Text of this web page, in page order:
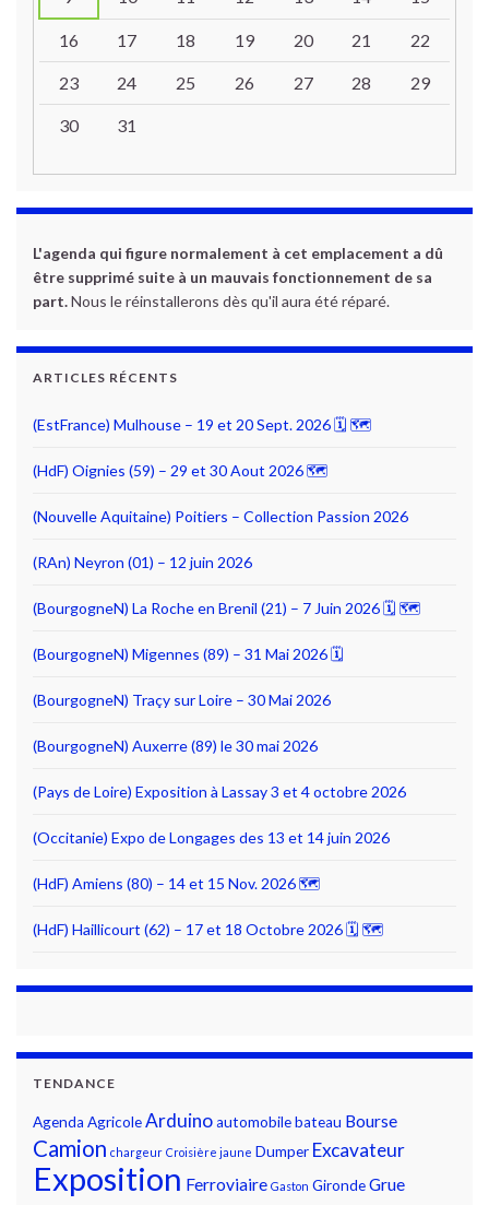
16 17 18 19 20 21 22
23 24 25 26 27 28 29
30 31
L'agenda qui figure normalement à cet emplacement a dû
être supprimé suite à un mauvais fonctionnement de sa
part.Nous le réinstallerons dès qu'il aura été réparé.
ARTICLES RÉCENTS
(EstFrance) Mulhouse – 19 et 20 Sept. 2026 🗓 🗺
(HdF) Oignies (59) – 29 et 30 Aout 2026 🗺
(Nouvelle Aquitaine) Poitiers – Collection Passion 2026
(RAn) Neyron (01) – 12 juin 2026
(BourgogneN) La Roche en Brenil (21) – 7 Juin 2026 🗓 🗺
(BourgogneN) Migennes (89) – 31 Mai 2026 🗓
(BourgogneN) Traçy sur Loire – 30 Mai 2026
(BourgogneN) Auxerre (89) le 30 mai 2026
(Pays de Loire) Exposition à Lassay 3 et 4 octobre 2026
(Occitanie) Expo de Longages des 13 et 14 juin 2026
(HdF) Amiens (80) – 14 et 15 Nov. 2026 🗺
(HdF) Haillicourt (62) – 17 et 18 Octobre 2026 🗓 🗺
TENDANCE
Agenda AgricoleArduinoautomobilebateau Bourse
Camion chargeur Croisière jaune Dumper Excavateur
Exposition Ferroviaire Gaston GirondeGrue